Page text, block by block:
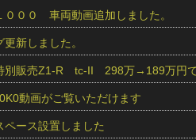
０００ 車両動画追加しました。
更新しました。
別販売Z1-R tc‐II 298万→189万円
動画がご覧いただけます
ペース設置しました